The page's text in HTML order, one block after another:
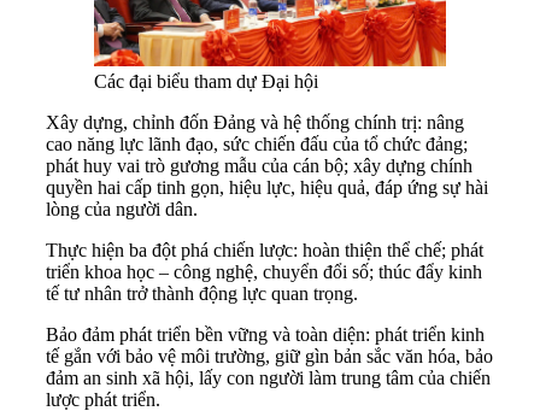
Các đại biểu tham dự Đại hội
Xây dựng, chỉnh đốn Đảng và hệ thống chính trị: nâng
cao năng lực lãnh đạo, sức chiến đấu của tổ chức đảng;
phát huy vai trò gương mẫu của cán bộ; xây dựng chính
quyền hai cấp tinh gọn, hiệu lực, hiệu quả, đáp ứng sự hài
lòng của người dân.
Thực hiện ba đột phá chiến lược: hoàn thiện thể chế; phát
triển khoa học – công nghệ, chuyển đổi số; thúc đẩy kinh
tế tư nhân trở thành động lực quan trọng.
Bảo đảm phát triển bền vững và toàn diện: phát triển kinh
tế gắn với bảo vệ môi trường, giữ gìn bản sắc văn hóa, bảo
đảm an sinh xã hội, lấy con người làm trung tâm của chiến
lược phát triển.